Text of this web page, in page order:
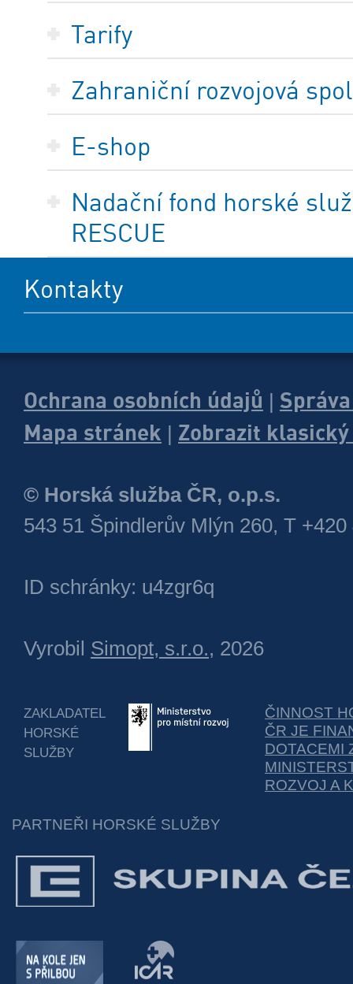
Tarify
Zahraniční rozvojová
E-shop
Nadační fond horské
RESCUE
Kontakty
Ochrana osobních údajů
Mapa stránek
Zobrazit
© Horská služba ČR, o.p.s.
543 51 Špindlerův Mlýn 260, T +420
ID schránky: u4zgr6q
Vyrobil Simopt, s.r.o., 2026
ZAKLADATEL
HORSKÉ
SLUŽBY
ČINNOST
ČR JE
DOTACEMI
ROZVOJ A
PARTNEŘI HORSKÉ SLUŽBY